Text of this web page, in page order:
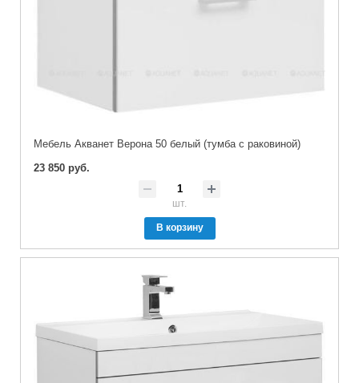
Мебель Акванет Верона 50 белый (тумба с раковиной)
23 850 руб.
шт.
В корзину